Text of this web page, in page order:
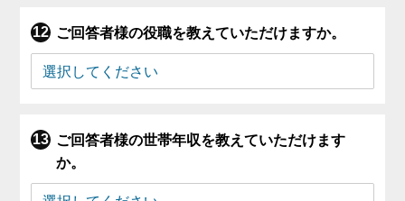
ご回答者様の役職を教えていただけますか。
ご回答者様の世帯年収を教えていただけます
か。